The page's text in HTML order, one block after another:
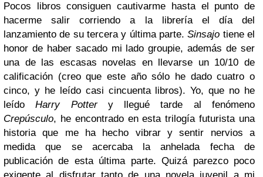
Pocos libros consiguen cautivarme hasta el punto de
hacerme salir corriendo a la librería el día del
lanzamiento de su tercera y última parte.Sinsajo tiene el
honor de haber sacado mi lado groupie, además de ser
una de las escasas novelas en llevarse un 10/10 de
calificación (creo que este año sólo he dado cuatro o
cinco, y he leído casi cincuenta libros). Yo, que no he
leídoHarry Pottery llegué tarde al fenómeno
Crepúsculo, he encontrado en esta trilogía futurista una
historia que me ha hecho vibrar y sentir nervios a
medida que se acercaba la anhelada fecha de
publicación de esta última parte. Quizá parezco poco